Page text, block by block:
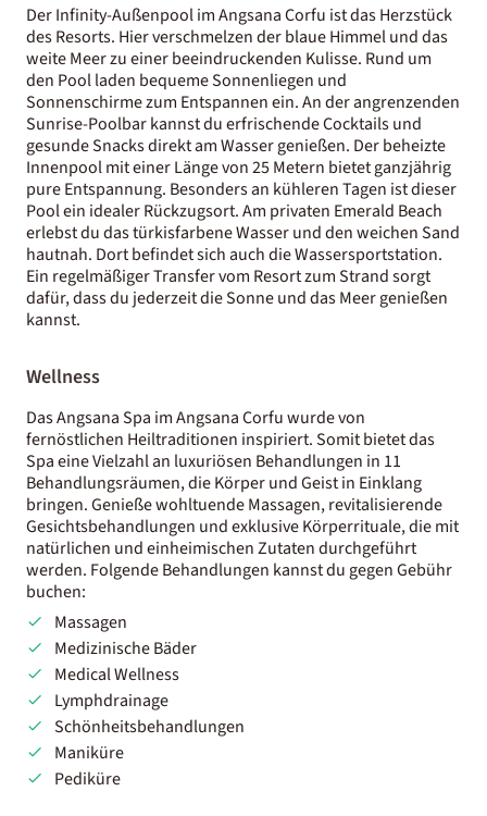
Der Infinity-Außenpool im Angsana Corfu ist das Herzstück
des Resorts. Hier verschmelzen der blaue Himmel und das
weite Meer zu einer beeindruckenden Kulisse. Rund um
den Pool laden bequeme Sonnenliegen und
Sonnenschirme zum Entspannen ein. An der angrenzenden
Sunrise-Poolbar kannst du erfrischende Cocktails und
gesunde Snacks direkt am Wasser genießen. Der beheizte
Innenpool mit einer Länge von 25 Metern bietet ganzjährig
pure Entspannung. Besonders an kühleren Tagen ist dieser
Pool ein idealer Rückzugsort. Am privaten Emerald Beach
erlebst du das türkisfarbene Wasser und den weichen Sand
hautnah. Dort befindet sich auch die Wassersportstation.
Ein regelmäßiger Transfer vom Resort zum Strand sorgt
dafür, dass du jederzeit die Sonne und das Meer genießen
kannst.
Wellness
Das Angsana Spa im Angsana Corfu wurde von
fernöstlichen Heiltraditionen inspiriert. Somit bietet das
Spa eine Vielzahl an luxuriösen Behandlungen in 11
Behandlungsräumen, die Körper und Geist in Einklang
bringen. Genieße wohltuende Massagen, revitalisierende
Gesichtsbehandlungen und exklusive Körperrituale, die mit
natürlichen und einheimischen Zutaten durchgeführt
werden. Folgende Behandlungen kannst du gegen Gebühr
buchen:
Massagen
Medizinische Bäder
Medical Wellness
Lymphdrainage
Schönheitsbehandlungen
Maniküre
Pediküre